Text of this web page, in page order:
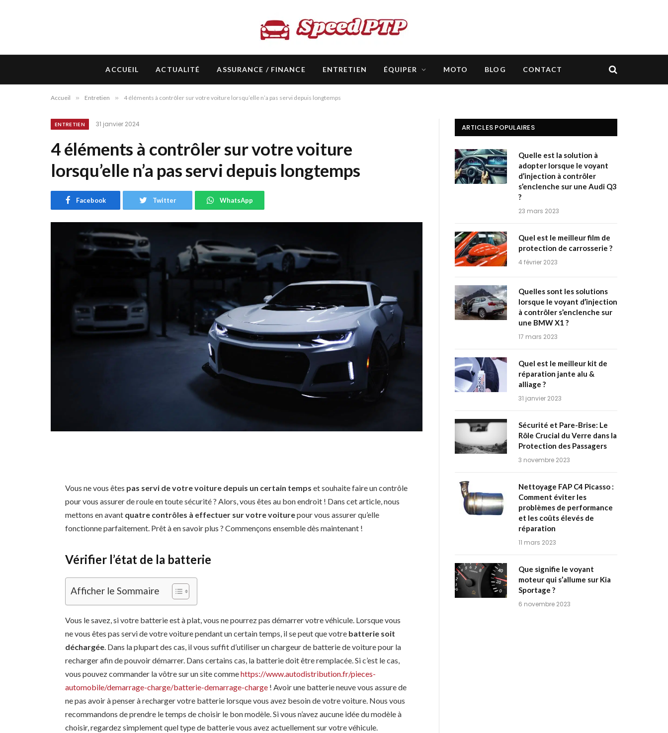
ACCUEIL ACTUALITÉ ASSURANCE / FINANCE ENTRETIEN ÉQUIPER MOTO BLOG CONTACT
Accueil » Entretien » 4 éléments à contrôler sur votre voiture lorsqu’elle n’a pas servi depuis longtemps
ENTRETIEN 31 janvier 2024
4 éléments à contrôler sur votre voiture
lorsqu’elle n’a pas servi depuis longtemps
Facebook Twitter WhatsApp
Vous ne vous êtes pas servi de votre voiture depuis un certain tempset souhaite faire un contrôle
pour vous assurer de roule en toute sécurité ? Alors, vous êtes au bon endroit ! Dans cet article, nous
mettons en avant quatre contrôles à effectuer sur votre voiturepour vous assurer qu’elle
fonctionne parfaitement. Prêt à en savoir plus ? Commençons ensemble dès maintenant !
Vérifier l’état de la batterie
Afficher le Sommaire
Vous le savez, si votre batterie est à plat, vous ne pourrez pas démarrer votre véhicule. Lorsque vous
ne vous êtes pas servi de votre voiture pendant un certain temps, il se peut que votre batterie soit
déchargée. Dans la plupart des cas, il vous suffit d’utiliser un chargeur de batterie de voiture pour la
recharger afin de pouvoir démarrer. Dans certains cas, la batterie doit être remplacée. Si c’est le cas,
vous pouvez commander la vôtre sur un site commehttps://www.autodistribution.fr/pieces-
automobile/demarrage-charge/batterie-demarrage-charge ! Avoir une batterie neuve vous assure de
ne pas avoir à penser à recharger votre batterie lorsque vous avez besoin de votre voiture. Nous vous
recommandons de prendre le temps de choisir le bon modèle. Si vous n’avez aucune idée du modèle à
choisir, regardez simplement quel type de batterie vous avez actuellement sur votre véhicule.
ARTICLES POPULAIRES
Quelle est la solution à
adopter lorsque le voyant
d’injection à contrôler
s’enclenche sur une Audi Q3
?
23 mars 2023
Quel est le meilleur film de
protection de carrosserie ?
4 février 2023
Quelles sont les solutions
lorsque le voyant d’injection
à contrôler s’enclenche sur
une BMW X1 ?
17 mars 2023
Quel est le meilleur kit de
réparation jante alu &
alliage ?
31 janvier 2023
Sécurité et Pare-Brise: Le
Rôle Crucial du Verre dans la
Protection des Passagers
3 novembre 2023
Nettoyage FAP C4 Picasso :
Comment éviter les
problèmes de performance
et les coûts élevés de
réparation
11 mars 2023
Que signifie le voyant
moteur qui s’allume sur Kia
Sportage ?
6 novembre 2023